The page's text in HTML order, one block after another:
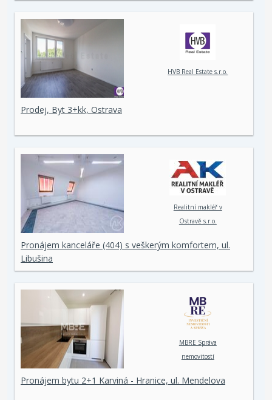
HVB Real Estate s.r.o.
Prodej, Byt 3+kk, Ostrava
Realitní makléř v
Ostravě s.r.o.
Pronájem kanceláře (404) s veškerým komfortem, ul.
Libušina
MBRE Správa
nemovitostí
Pronájem bytu 2+1 Karviná - Hranice, ul. Mendelova